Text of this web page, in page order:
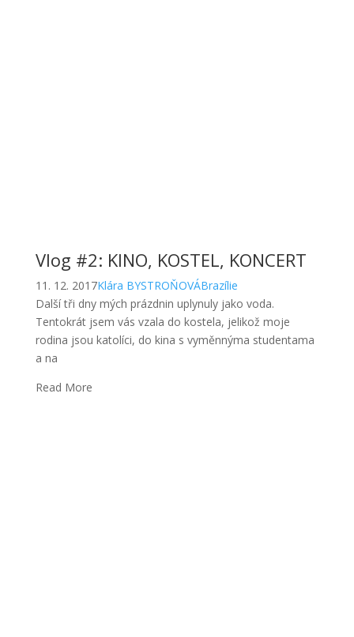
Vlog #2: KINO, KOSTEL, KONCERT
11. 12. 2017Klára BYSTROŇOVÁBrazílie
Další tři dny mých prázdnin uplynuly jako voda.
Tentokrát jsem vás vzala do kostela, jelikož moje
rodina jsou katolíci, do kina s vyměnnýma studentama
a na
Read More